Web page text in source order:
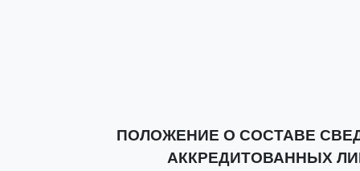
ПОЛОЖЕНИЕ О СОСТАВЕ
АККРЕДИТОВАННЫХ